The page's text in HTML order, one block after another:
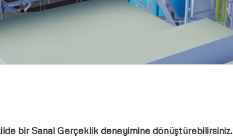
bir Sanal Gerçeklik deneyimine dönüştürebilirsiniz.